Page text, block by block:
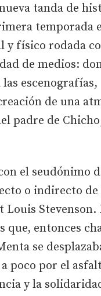
tanda de
temporada
y físico rodada
de medios:
escenografías,
de una
padre de
el seudónimo
o indirecto de
Louis
que, entonces
se
poco por el
y la